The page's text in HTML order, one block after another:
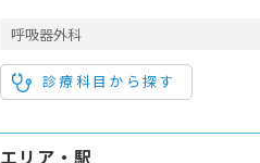
呼吸器外科
診療科目から探す
エリア・駅